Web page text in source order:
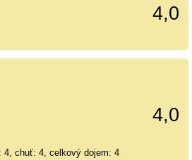
4,0
4,0
4, chuť: 4, celkový dojem: 4